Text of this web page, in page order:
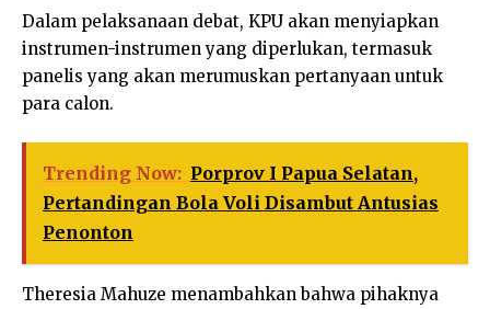
Dalam pelaksanaan debat, KPU akan menyiapkan
instrumen-instrumen yang diperlukan, termasuk
panelis yang akan merumuskan pertanyaan untuk
para calon.
Trending Now: Porprov I Papua Selatan,
Pertandingan Bola Voli Disambut Antusias
Penonton
Theresia Mahuze menambahkan bahwa pihaknya